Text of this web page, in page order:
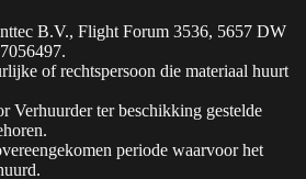
B.V., Flight Forum 3536, 5657 DW
of rechtspersoon die materiaal huurt
Verhuurder ter beschikking gestelde
periode waarvoor het